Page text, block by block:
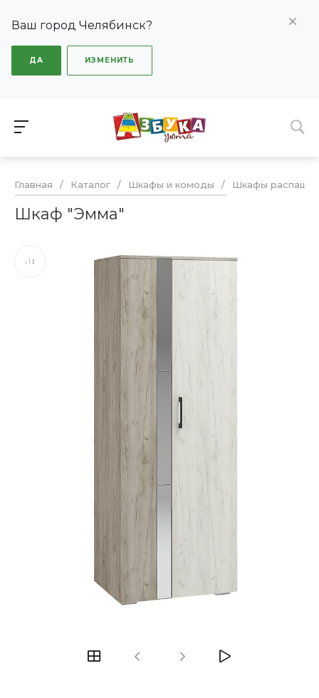
Ваш город Челябинск?
ДА ИЗМЕНИТЬ
Главная / Каталог / Шкафы и комоды / Шкафы
Шкаф "Эмма"